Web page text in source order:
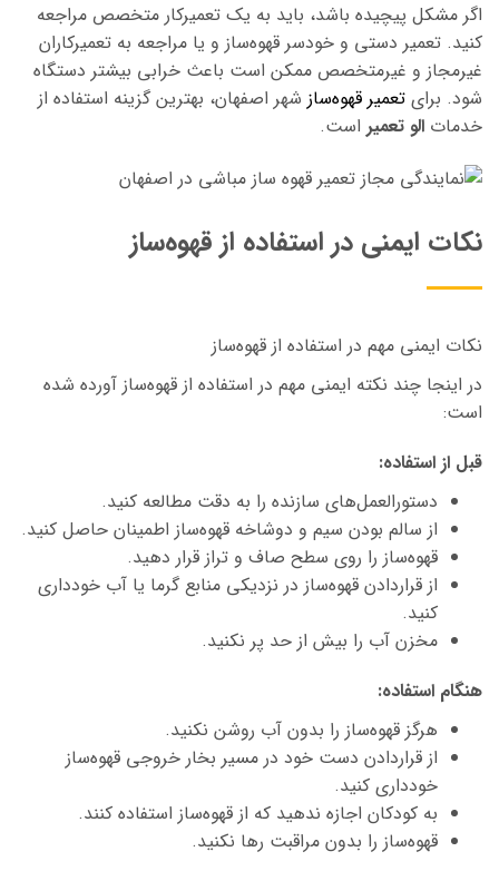
اگر مشکل پیچیده باشد، باید به یک تعمیرکار متخصص مراجعه
کنید. تعمیر دستی و خودسر قهوه‌ساز و یا مراجعه به تعمیرکاران
غیرمجاز و غیرمتخصص ممکن است باعث خرابی بیشتر دستگاه
شود. برای تعمیر قهوه‌ساز شهر اصفهان، بهترین گزینه استفاده از
خدمات الو تعمیر است.
نکات ایمنی در استفاده از قهوه‌ساز
نکات ایمنی مهم در استفاده از قهوه‌ساز
در اینجا چند نکته ایمنی مهم در استفاده از قهوه‌ساز آورده شده
است:
قبل از استفاده:
دستورالعمل‌های سازنده را به دقت مطالعه کنید.
از سالم بودن سیم و دوشاخه قهوه‌ساز اطمینان حاصل کنید.
قهوه‌ساز را روی سطح صاف و تراز قرار دهید.
از قراردادن قهوه‌ساز در نزدیکی منابع گرما یا آب خودداری
کنید.
مخزن آب را بیش از حد پر نکنید.
هنگام استفاده:
هرگز قهوه‌ساز را بدون آب روشن نکنید.
از قراردادن دست خود در مسیر بخار خروجی قهوه‌ساز
خودداری کنید.
به کودکان اجازه ندهید که از قهوه‌ساز استفاده کنند.
قهوه‌ساز را بدون مراقبت رها نکنید.